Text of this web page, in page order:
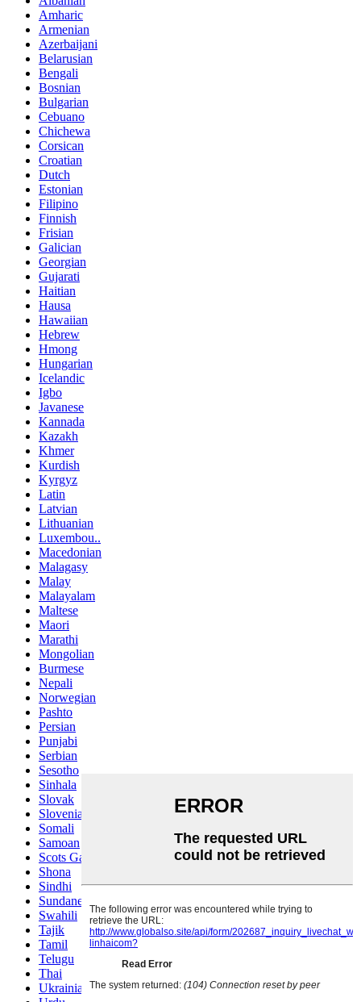
Amharic
Armenian
Azerbaijani
Belarusian
Bengali
Bosnian
Bulgarian
Cebuano
Chichewa
Corsican
Croatian
Dutch
Estonian
Filipino
Finnish
Frisian
Galician
Georgian
Gujarati
Haitian
Hausa
Hawaiian
Hebrew
Hmong
Hungarian
Icelandic
Igbo
Javanese
Kannada
Kazakh
Khmer
Kurdish
Kyrgyz
Latin
Latvian
Lithuanian
Luxembou..
Macedonian
Malagasy
Malay
Malayalam
Maltese
Maori
Marathi
Mongolian
Burmese
Nepali
Norwegian
Pashto
Persian
Punjabi
Serbian
Sesotho
Sinhala
Slovak
Slovenian
Somali
Samoan
Scots Gaelic
Shona
Sindhi
Sundanese
Swahili
Tajik
Tamil
Telugu
Thai
Ukrainian